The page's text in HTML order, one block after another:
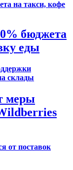
бюджета
еды
меры